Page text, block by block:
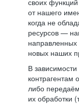
своих
от нашего
когда не
ресурсов —
направленных
новых наших
В
контрагентам
либо
их обработки